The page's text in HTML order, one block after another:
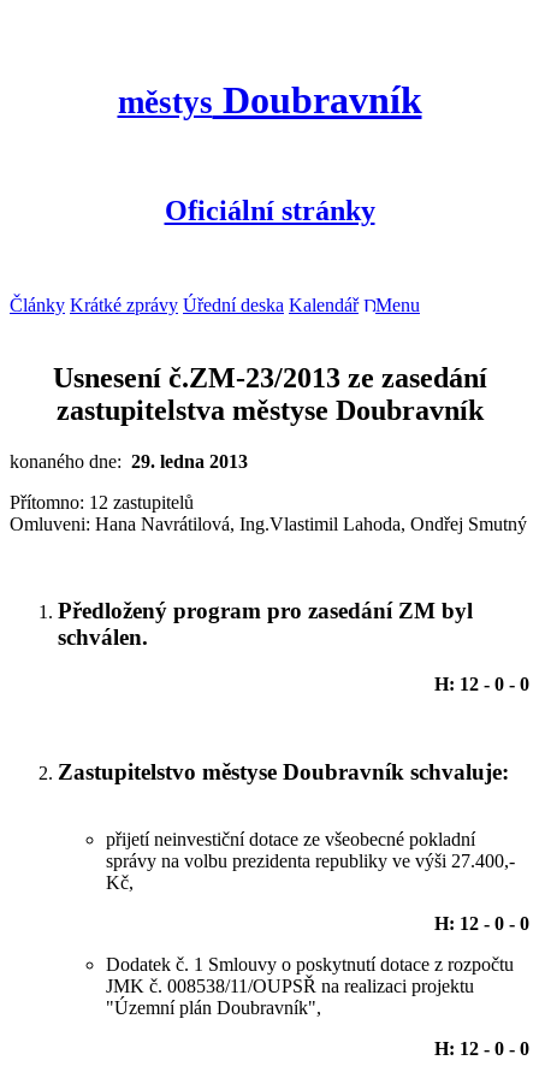
městys Doubravník
Oficiální stránky
Články Krátké zprávy Úřední deska Kalendář Menu
Usnesení č.ZM-23/2013 ze zasedání
zastupitelstva městyse Doubravník
konaného dne: 29. ledna 2013
Přítomno: 12 zastupitelů
Omluveni: Hana Navrátilová, Ing.Vlastimil Lahoda, Ondřej Smutný
Předložený program pro zasedání ZM byl
schválen.
H: 12 - 0 - 0
Zastupitelstvo městyse Doubravník schvaluje:
přijetí neinvestiční dotace ze všeobecné pokladní
správy na volbu prezidenta republiky ve výši 27.400,-
Kč,
H: 12 - 0 - 0
Dodatek č. 1 Smlouvy o poskytnutí dotace z rozpočtu
JMK č. 008538/11/OUPSŘ na realizaci projektu
"Územní plán Doubravník",
H: 12 - 0 - 0